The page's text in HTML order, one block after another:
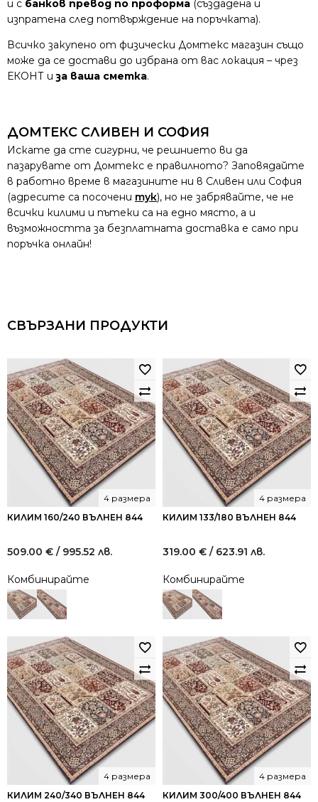
и с банков превод по проформа (създадена и
изпратена след потвърждение на поръчката).
Всичко закупено от физически Домтекс магазин също
може да се достави до избрана от вас локация – чрез
ЕКОНТ иза ваша сметка.
ДОМТЕКС СЛИВЕН И СОФИЯ
Искате да сте сигурни, че решнието ви да
пазарувате от Домтекс е правилното? Заповядайте
в работно време в магазините ни в Сливен или София
(адресите са посочени тук), но не забрявайте, че не
всички килими и пътеки са на едно място, а и
възможността за безплатната доставка е само при
поръчка онлайн!
СВЪРЗАНИ ПРОДУКТИ
КИЛИМ 160/240 ВЪЛНЕН 844
4 размера
509.00 € / 995.52 лв.
Комбинирайте
КИЛИМ 133/180 ВЪЛНЕН 844
4 размера
319.00 € / 623.91 лв.
Комбинирайте
КИЛИМ 240/340 ВЪЛНЕН 844
4 размера
КИЛИМ 300/400 ВЪЛНЕН 844
4 размера